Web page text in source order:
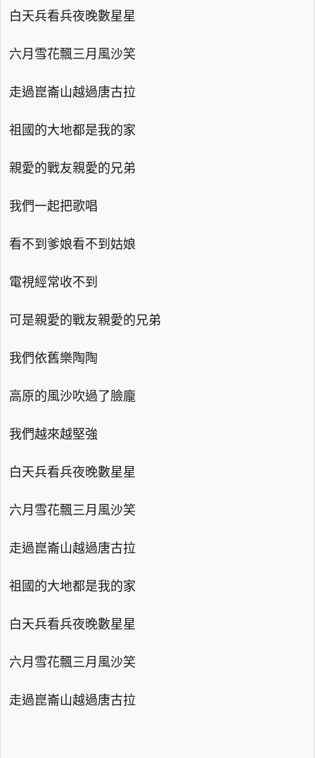
白天兵看兵夜晚數星星
六月雪花飄三月風沙笑
走過崑崙山越過唐古拉
祖國的大地都是我的家
親愛的戰友親愛的兄弟
我們一起把歌唱
看不到爹娘看不到姑娘
電視經常收不到
可是親愛的戰友親愛的兄弟
我們依舊樂陶陶
高原的風沙吹過了臉龐
我們越來越堅強
白天兵看兵夜晚數星星
六月雪花飄三月風沙笑
走過崑崙山越過唐古拉
祖國的大地都是我的家
白天兵看兵夜晚數星星
六月雪花飄三月風沙笑
走過崑崙山越過唐古拉